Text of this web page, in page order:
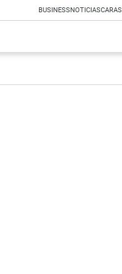
BUSINESSNOTICIASCARAS